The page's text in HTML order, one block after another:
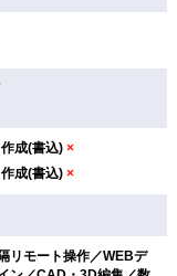
作成(書込) ×
作成(書込) ×
リモート操作／WEBデ